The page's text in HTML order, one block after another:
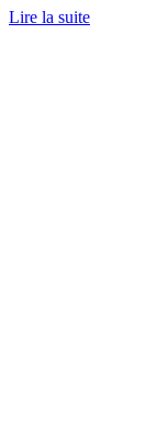
Lire la suite